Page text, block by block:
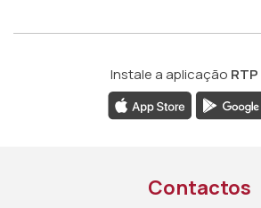
Instale a aplicação
Contactos